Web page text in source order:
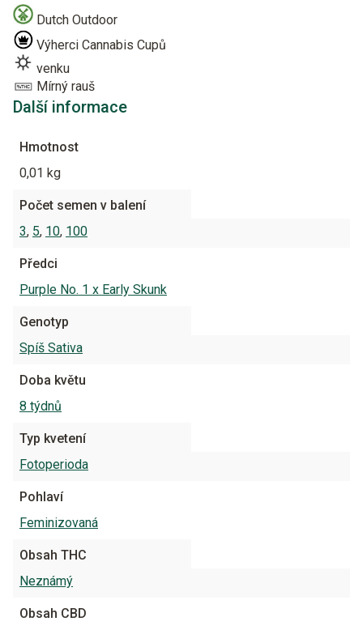
Dutch Outdoor
Výherci Cannabis Cupů
venku
Mírný rauš
Další informace
Hmotnost
0,01 kg
Počet semen v balení
3, 5, 10, 100
Předci
Purple No. 1 x Early Skunk
Genotyp
Spíš Sativa
Doba květu
8 týdnů
Typ kvetení
Fotoperioda
Pohlaví
Feminizovaná
Obsah THC
Neznámý
Obsah CBD